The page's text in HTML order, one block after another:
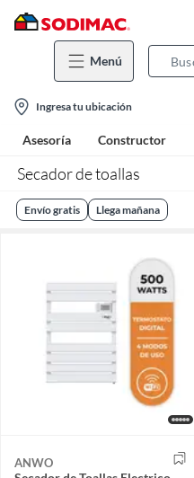
Menú
location-
icon
Ingresa tu ubicación
Asesoría Constructor
Secador de toallas
Envío gratis Llega mañana
ANWO